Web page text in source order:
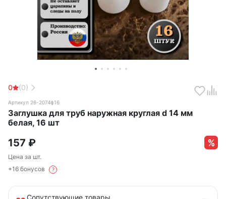
0 (0)
Артикул 26-2074ф16
Заглушка для труб наружная круглая d 14 мм
белая, 16 шт
157 ₽
Цена за шт.
+16 бонусов
?